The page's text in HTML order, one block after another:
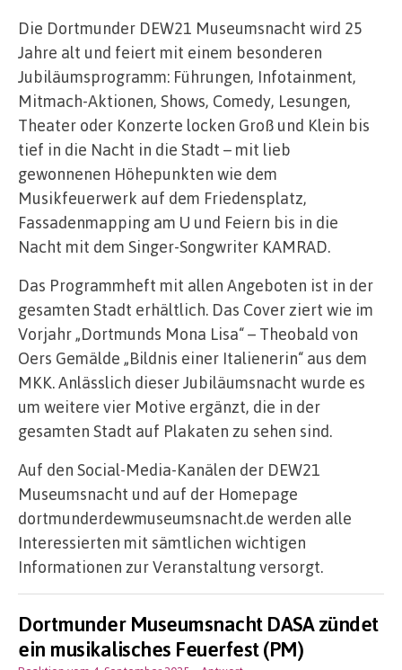
Die Dortmunder DEW21 Museumsnacht wird 25
Jahre alt und feiert mit einem besonderen
Jubiläumsprogramm: Führungen, Infotainment,
Mitmach-Aktionen, Shows, Comedy, Lesungen,
Theater oder Konzerte locken Groß und Klein bis
tief in die Nacht in die Stadt – mit lieb
gewonnenen Höhepunkten wie dem
Musikfeuerwerk auf dem Friedensplatz,
Fassadenmapping am U und Feiern bis in die
Nacht mit dem Singer-Songwriter KAMRAD.
Das Programmheft mit allen Angeboten ist in der
gesamten Stadt erhältlich. Das Cover ziert wie im
Vorjahr „Dortmunds Mona Lisa“ – Theobald von
Oers Gemälde „Bildnis einer Italienerin“ aus dem
MKK. Anlässlich dieser Jubiläumsnacht wurde es
um weitere vier Motive ergänzt, die in der
gesamten Stadt auf Plakaten zu sehen sind.
Auf den Social-Media-Kanälen der DEW21
Museumsnacht und auf der Homepage
dortmunderdewmuseumsnacht.de werden alle
Interessierten mit sämtlichen wichtigen
Informationen zur Veranstaltung versorgt.
Dortmunder Museumsnacht DASA zündet
ein musikalisches Feuerfest (PM)